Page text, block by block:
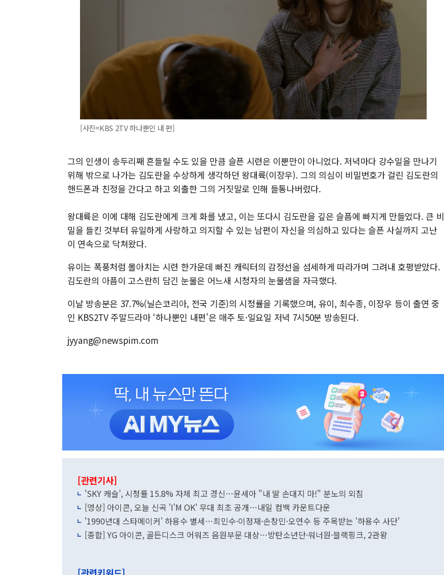
[사진=KBS 2TV 하나뿐인 내 편]
그의 인생이 송두리째 흔들릴 수도 있을 만큼 슬픈 시련은 이뿐만이 아니었다. 저녁마다 강수일을 만나기
위해 밖으로 나가는 김도란을 수상하게 생각하던 왕대륙(이장우). 그의 의심이 비밀번호가 걸린 김도란의
핸드폰과 친정을 간다고 하고 외출한 그의 거짓말로 인해 들통나버렸다.
왕대륙은 이에 대해 김도란에게 크게 화를 냈고, 이는 또다시 김도란을 깊은 슬픔에 빠지게 만들었다. 큰 비
밀을 들킨 것부터 유일하게 사랑하고 의지할 수 있는 남편이 자신을 의심하고 있다는 슬픈 사실까지 고난
이 연속으로 닥쳐왔다.
유이는 폭풍처럼 몰아치는 시련 한가운데 빠진 캐릭터의 감정선을 섬세하게 따라가며 그려내 호평받았다.
김도란의 아픔이 고스란히 담긴 눈물은 어느새 시청자의 눈물샘을 자극했다.
이날 방송분은 37.7%(닐슨코리아, 전국 기준)의 시청률을 기록했으며, 유이, 최수종, 이장우 등이 출연 중
인 KBS2TV 주말드라마 ‘하나뿐인 내편’은 매주 토·일요일 저녁 7시50분 방송된다.
jyyang@newspim.com
[관련기사]
'SKY 캐슬', 시청률 15.8% 자체 최고 경신…윤세아 "내 딸 손대지 마!" 분노의 외침
[영상] 아이콘, 오늘 신곡 'I'M OK' 무대 최초 공개…내일 컴백 카운트다운
'1990년대 스타메이커' 하용수 별세…최민수·이정재·손창민·오연수 등 주목받는 '하용수 사단'
[종합] YG 아이콘, 골든디스크 어워즈 음원부문 대상…방탄소년단·워너원·블랙핑크, 2관왕